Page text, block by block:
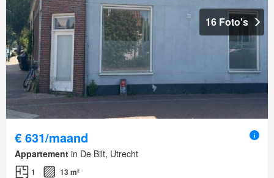
16 Foto's
€ 631/maand
Appartement in De Bilt, Utrecht
1
13 m²